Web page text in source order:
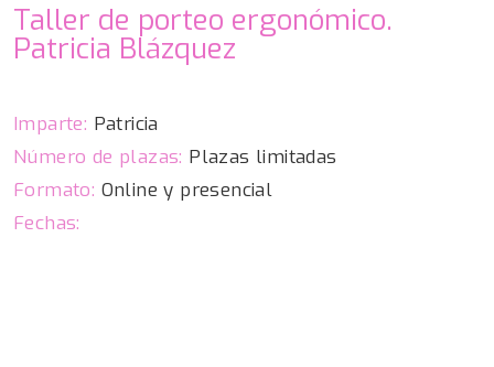
Taller de porteo ergonómico.
Patricia Blázquez
Imparte: Patricia
Número de plazas: Plazas limitadas
Formato: Online y presencial
Fechas: